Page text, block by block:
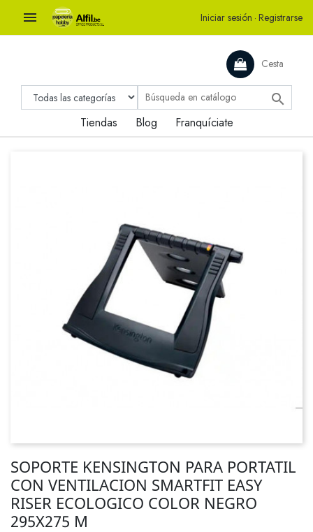
 Iniciar sesión · Registrarse
Cesta

Tiendas Blog Franquíciate
SOPORTE KENSINGTON PARA PORTATIL
CON VENTILACION SMARTFIT EASY
RISER ECOLOGICO COLOR NEGRO
295X275 M